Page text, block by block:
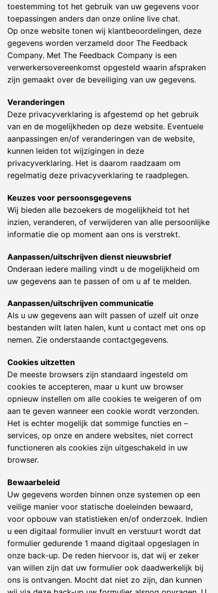
toestemming tot het gebruik van uw gegevens voor
toepassingen anders dan onze online live chat.
Op onze website tonen wij klantbeoordelingen, deze
gegevens worden verzameld door The Feedback
Company. Met The Feedback Company is een
verwerkersovereenkomst opgesteld waarin afspraken
zijn gemaakt over de beveiliging van uw gegevens.
Veranderingen
Deze privacyverklaring is afgestemd op het gebruik
van en de mogelijkheden op deze website. Eventuele
aanpassingen en/of veranderingen van de website,
kunnen leiden tot wijzigingen in deze
privacyverklaring. Het is daarom raadzaam om
regelmatig deze privacyverklaring te raadplegen.
Keuzes voor persoonsgegevens
Wij bieden alle bezoekers de mogelijkheid tot het
inzien, veranderen, of verwijderen van alle persoonlijke
informatie die op moment aan ons is verstrekt.
Aanpassen/uitschrijven dienst nieuwsbrief
Onderaan iedere mailing vindt u de mogelijkheid om
uw gegevens aan te passen of om u af te melden.
Aanpassen/uitschrijven communicatie
Als u uw gegevens aan wilt passen of uzelf uit onze
bestanden wilt laten halen, kunt u contact met ons op
nemen. Zie onderstaande contactgegevens.
Cookies uitzetten
De meeste browsers zijn standaard ingesteld om
cookies te accepteren, maar u kunt uw browser
opnieuw instellen om alle cookies te weigeren of om
aan te geven wanneer een cookie wordt verzonden.
Het is echter mogelijk dat sommige functies en –
services, op onze en andere websites, niet correct
functioneren als cookies zijn uitgeschakeld in uw
browser.
Bewaarbeleid
Uw gegevens worden binnen onze systemen op een
veilige manier voor statische doeleinden bewaard,
voor opbouw van statistieken en/of onderzoek. Indien
u een digitaal formulier invult en verstuurt wordt dat
formulier gedurende 1 maand digitaal opgeslagen in
onze back-up. De reden hiervoor is, dat wij er zeker
van willen zijn dat uw formulier ook daadwerkelijk bij
ons is ontvangen. Mocht dat niet zo zijn, dan kunnen